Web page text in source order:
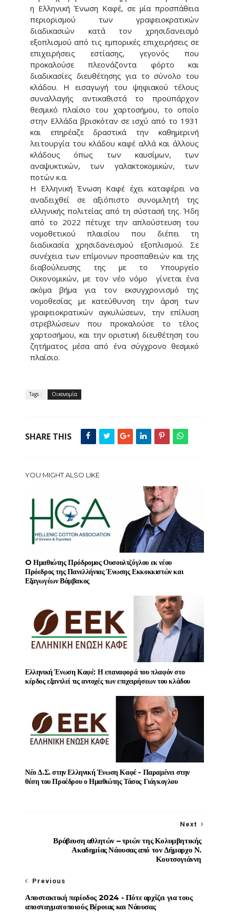
η Ελληνική Ένωση Καφέ, σε μία προσπάθεια
περιορισμού των γραφειοκρατικών
διαδικασιών κατά τον χρησιδανεισμό
εξοπλισμού από τις εμπορικές επιχειρήσεις σε
επιχειρήσεις εστίασης, γεγονός που
προκαλούσε πλεονάζοντα φόρτο και
διαδικασίες διευθέτησης για το σύνολο του
κλάδου. Η εισαγωγή του ψηφιακού τέλους
συναλλαγής αντικαθιστά το προϋπάρχον
θεσμικό πλαίσιο του χαρτοσήμου, το οποίο
στην Ελλάδα βρισκόταν σε ισχύ από το 1931
και επηρέαζε δραστικά την καθημερινή
λειτουργία του κλάδου καφέ αλλά και άλλους
κλάδους όπως των καυσίμων, των
αναψυκτικών, των γαλακτοκομικών, των
ποτών κ.α.
Η Ελληνική Ένωση Καφέ έχει καταφέρει να
αναδειχθεί σε αξιόπιστο συνομιλητή της
ελληνικής πολιτείας από τη σύστασή της. Ήδη
από το 2022 πέτυχε την απλούστευση του
νομοθετικού πλαισίου που διέπει τη
διαδικασία χρησιδανεισμού εξοπλισμού. Σε
συνέχεια των επίμονων προσπαθειών και της
διαβούλευσης της με το Υπουργείο
Οικονομικών, με τον νέο νόμο γίνεται ένα
ακόμα βήμα για τον εκσυγχρονισμό της
νομοθεσίας με κατεύθυνση την άρση των
γραφειοκρατικών αγκυλώσεων, την επίλυση
στρεβλώσεων που προκαλούσε το τέλος
χαρτοσήμου, και την οριστική διευθέτηση του
ζητήματος μέσα από ένα σύγχρονο θεσμικό
πλαίσιο.
Tags : Οικονομία
SHARE THIS
YOU MIGHT ALSO LIKE
O Ημαθιώτης Πρόδρομος Ουσουλτζόγλου εκ νέου
Πρόεδρος της Πανελλήνιας Ένωσης Εκκοκκιστών και
Εξαγωγέων Βάμβακος
Ελληνική Ένωση Καφέ: Η επαναφορά του πλαφόν στο
κέρδος εξαντλεί τις αντοχές των επιχειρήσεων του κλάδου
Νέο Δ.Σ. στην Ελληνική Ένωση Καφέ - Παραμένει στην
θέση του Προέδρου ο Ημαθιώτης Τάσος Γιάγκογλου
Next
Βράβευση αθλητών – τριών της Κολυμβητικής
Ακαδημίας Νάουσας από τον Δήμαρχο Ν.
Κουτσογιάννη
Previous
Αποστακτική περίοδος 2024 - Πότε αρχίζει για τους
αποσταγματοποιούς Βέροιας και Νάουσας